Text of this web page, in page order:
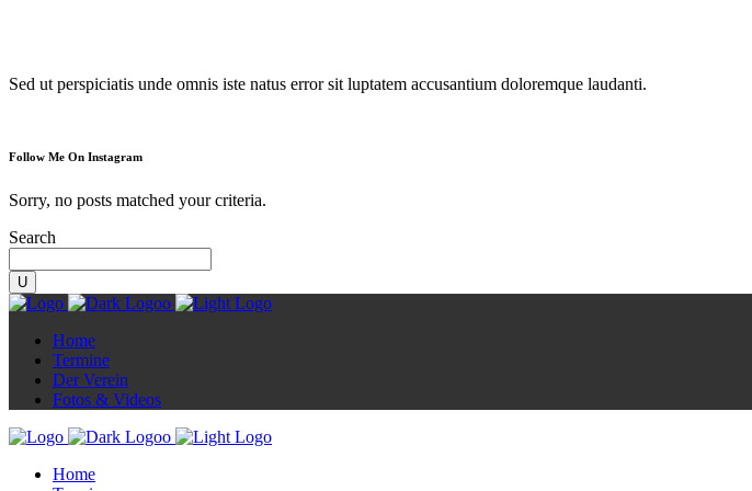
Sed ut perspiciatis unde omnis iste natus error sit luptatem accusantium doloremque laudanti.
Follow Me On Instagram
Sorry, no posts matched your criteria.
Search
Home
Termine
Der Verein
Fotos & Videos
Home